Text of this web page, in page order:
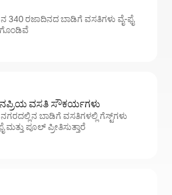
340 ರಜಾದಿನದ ಬಾಡಿಗೆ ವಸತಿಗಳು ವೈ-ಫೈ
ವಸತಿ ಸೌಕರ್ಯಗಳು
ಬಾಡಿಗೆ ವಸತಿಗಳಲ್ಲಿ ಗೆಸ್ಟ್‌ಗಳು
ಪೂಲ್ ಪ್ರೀತಿಸುತ್ತಾರೆ